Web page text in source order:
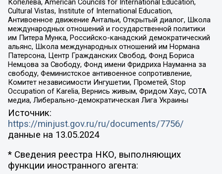
Копелева, American Councils for International Education,
Cultural Vistas, Institute of International Education,
Антивоенное движение Антальи, Открытый диалог, Школа
международных отношений и государственной политики
им Питера Мунка, Российско-канадский демократический
альянс, Школа международных отношений им Нормана
Патерсона, Центр Гражданских Свобод, Фонд Бориса
Немцова за Свободу, Фонд имени Фридриха Науманна за
свободу, Феминистское антивоенное сопротивление,
Комитет независимости Ингушетии, Прометей, Stop
Occupation of Karelia, Вернись живым, Фридом Хаус, СОТА
медиа, Либерально-демократическая Лига Украины
Источник:
https://minjust.gov.ru/ru/documents/7756/
данные на 13.05.2024
* Сведения реестра НКО, выполняющих
функции иностранного агента: